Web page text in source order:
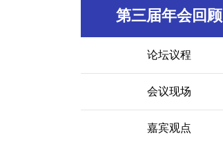
第三届年会回顾
论坛议程
会议现场
嘉宾观点